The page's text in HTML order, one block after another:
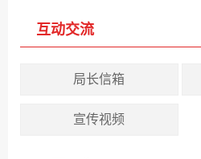
互动交流
局长信箱
宣传视频